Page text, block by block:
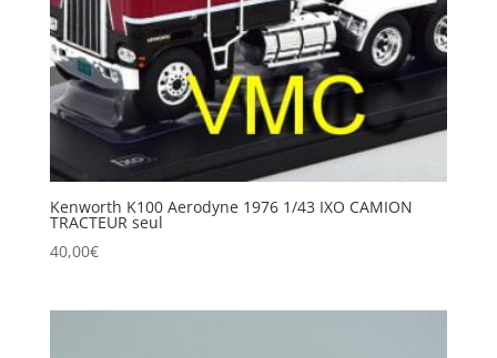
Kenworth K100 Aerodyne 1976 1/43 IXO CAMION
TRACTEUR seul
40,00€